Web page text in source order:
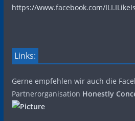
https://www.facebook.com/
Links:
Gerne empfehlen wir auch die
Partnerorganisation Honestly